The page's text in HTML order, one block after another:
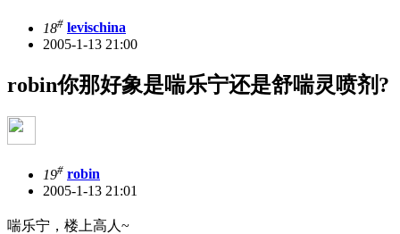
18# levischina
2005-1-13 21:00
robin你那好象是喘乐宁还是舒喘灵喷剂?
19# robin
2005-1-13 21:01
喘乐宁，楼上高人~